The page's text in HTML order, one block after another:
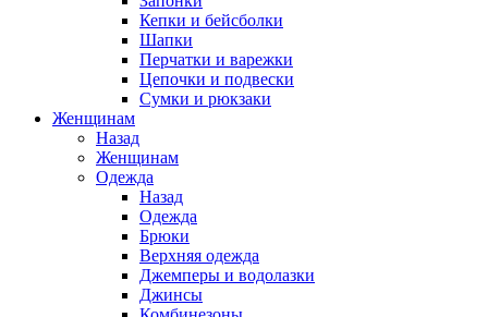
Кепки и бейсболки
Шапки
Перчатки и варежки
Цепочки и подвески
Сумки и рюкзаки
Женщинам
Назад
Женщинам
Одежда
Назад
Одежда
Брюки
Верхняя одежда
Джемперы и водолазки
Джинсы